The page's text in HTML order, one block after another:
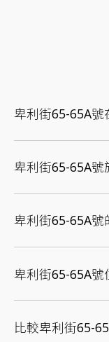
卑利街65-65A號
卑利街65-65A號
卑利街65-65A號
卑利街65-65A號
比較卑利街65-